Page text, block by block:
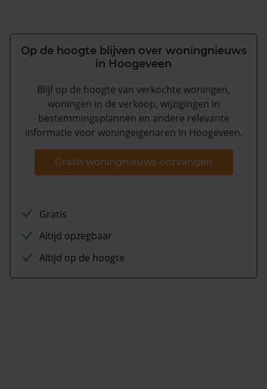
Op de hoogte blijven over woningnieuws
in Hoogeveen
Blijf op de hoogte van verkochte woningen,
woningen in de verkoop, wijzigingen in
bestemmingsplannen en andere relevante
informatie voor woningeigenaren in Hoogeveen.
Gratis woningnieuws ontvangen
Gratis
Altijd opzegbaar
Altijd op de hoogte